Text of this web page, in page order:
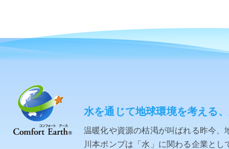
水を通じて地球環境を考える
温暖化や資源の枯渇が叫ばれる昨今
川本ポンプは「水」に関わる企業と